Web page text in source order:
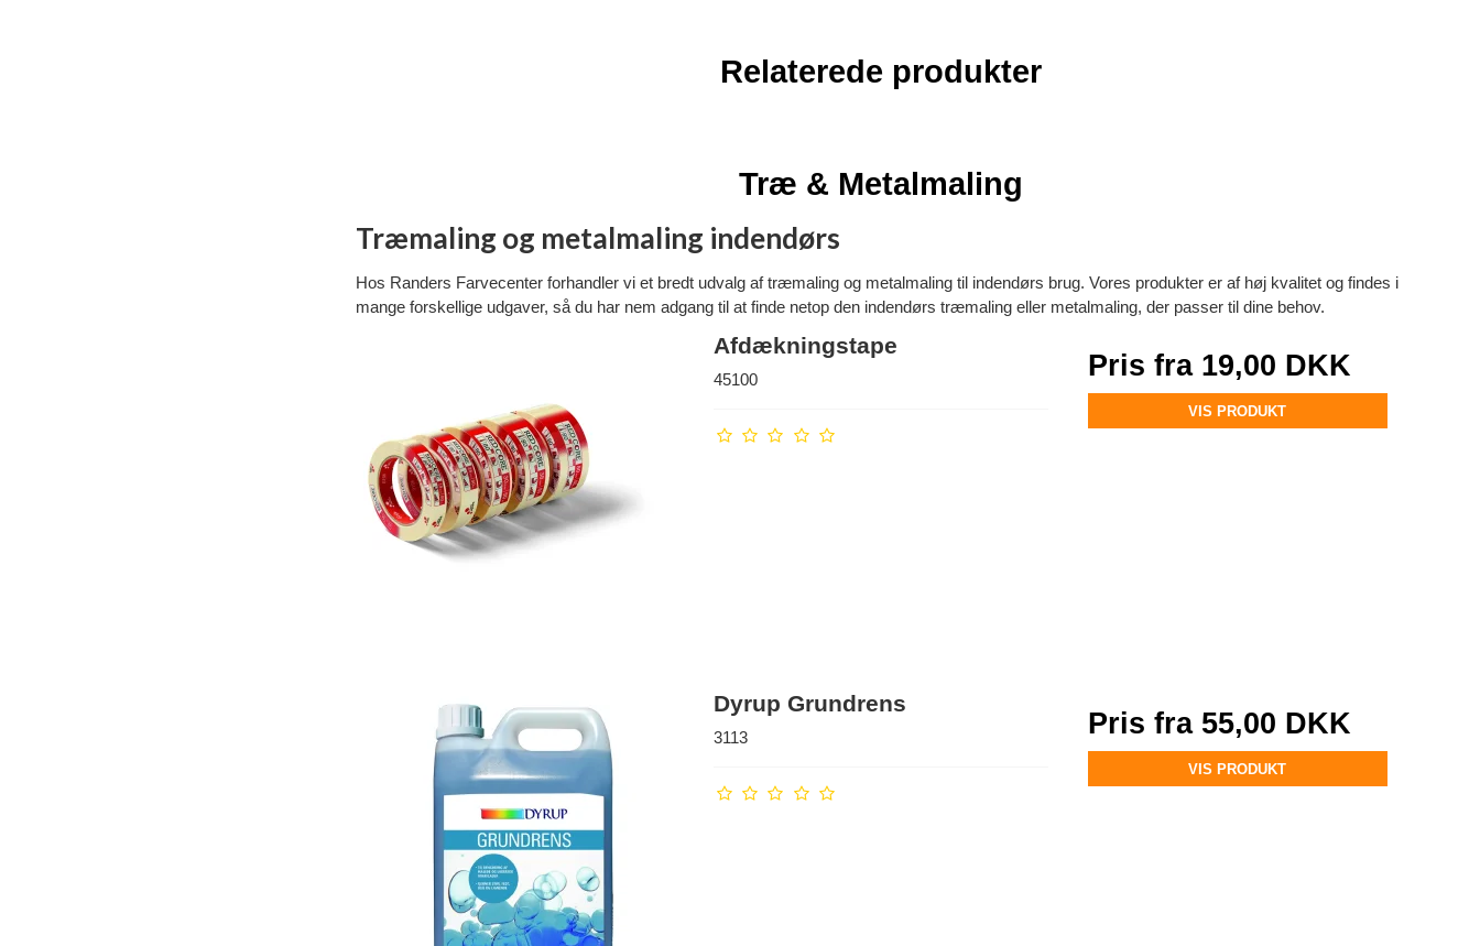
Relaterede produkter
Træ & Metalmaling
Træmaling og metalmaling indendørs
Hos Randers Farvecenter forhandler vi et bredt udvalg af træmaling og metalmaling til indendørs brug. Vores produkter er af høj kvalitet og findes i
mange forskellige udgaver, så du har nem adgang til at finde netop den indendørs træmaling eller metalmaling, der passer til dine behov.
Afdækningstape
45100 Pris fra 19,00 DKK
VIS PRODUKT
Dyrup Grundrens
3113 Pris fra 55,00 DKK
VIS PRODUKT